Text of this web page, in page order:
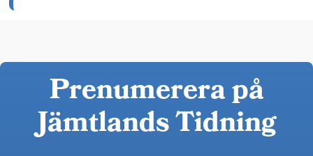
Prenumerera på
Jämtlands Tidning